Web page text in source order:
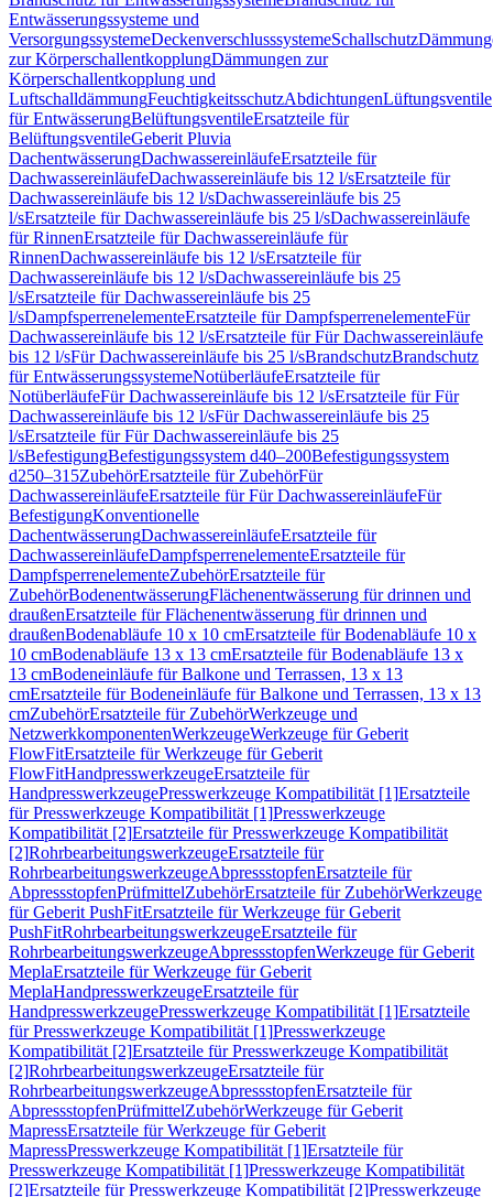
Entwässerungssysteme und
VersorgungssystemeDeckenverschlusssystemeSchallschutz
zur KörperschallentkopplungDämmungen zur
Körperschallentkopplung und
LuftschalldämmungFeuchtigkeitsschutzAbdichtungenLüftungsventile
für EntwässerungBelüftungsventileErsatzteile für
BelüftungsventileGeberit Pluvia
DachentwässerungDachwassereinläufeErsatzteile für
DachwassereinläufeDachwassereinläufe bis 12 l/sErsatzteile für
Dachwassereinläufe bis 12 l/sDachwassereinläufe bis 25
l/sErsatzteile für Dachwassereinläufe bis 25 l/sDachwassereinläufe
für RinnenErsatzteile für Dachwassereinläufe für
RinnenDachwassereinläufe bis 12 l/sErsatzteile für
Dachwassereinläufe bis 12 l/sDachwassereinläufe bis 25
l/sErsatzteile für Dachwassereinläufe bis 25
l/sDampfsperrenelementeErsatzteile für DampfsperrenelementeFür
Dachwassereinläufe bis 12 l/sErsatzteile für Für Dachwassereinläufe
bis 12 l/sFür Dachwassereinläufe bis 25 l/sBrandschutzBrandschutz
für EntwässerungssystemeNotüberläufeErsatzteile für
NotüberläufeFür Dachwassereinläufe bis 12 l/sErsatzteile für Für
Dachwassereinläufe bis 12 l/sFür Dachwassereinläufe bis 25
l/sErsatzteile für Für Dachwassereinläufe bis 25
l/sBefestigungBefestigungssystem d40–200Befestigungssystem
d250–315ZubehörErsatzteile für ZubehörFür
DachwassereinläufeErsatzteile für Für DachwassereinläufeFür
BefestigungKonventionelle
DachentwässerungDachwassereinläufeErsatzteile für
DachwassereinläufeDampfsperrenelementeErsatzteile für
DampfsperrenelementeZubehörErsatzteile für
ZubehörBodenentwässerungFlächenentwässerung für drinnen und
draußenErsatzteile für Flächenentwässerung für drinnen und
draußenBodenabläufe 10 x 10 cmErsatzteile für Bodenabläufe 10 x
10 cmBodenabläufe 13 x 13 cmErsatzteile für Bodenabläufe 13 x
13 cmBodeneinläufe für Balkone und Terrassen, 13 x 13
cmErsatzteile für Bodeneinläufe für Balkone und Terrassen, 13 x 13
cmZubehörErsatzteile für ZubehörWerkzeuge und
NetzwerkkomponentenWerkzeugeWerkzeuge für Geberit
FlowFitErsatzteile für Werkzeuge für Geberit
FlowFitHandpresswerkzeugeErsatzteile für
HandpresswerkzeugePresswerkzeuge Kompatibilität [1]Ersatzteile
für Presswerkzeuge Kompatibilität [1]Presswerkzeuge
Kompatibilität [2]Ersatzteile für Presswerkzeuge Kompatibilität
[2]RohrbearbeitungswerkzeugeErsatzteile für
RohrbearbeitungswerkzeugeAbpressstopfenErsatzteile für
AbpressstopfenPrüfmittelZubehörErsatzteile für ZubehörWerkzeuge
für Geberit PushFitErsatzteile für Werkzeuge für Geberit
PushFitRohrbearbeitungswerkzeugeErsatzteile für
RohrbearbeitungswerkzeugeAbpressstopfenWerkzeuge für Geberit
MeplaErsatzteile für Werkzeuge für Geberit
MeplaHandpresswerkzeugeErsatzteile für
HandpresswerkzeugePresswerkzeuge Kompatibilität [1]Ersatzteile
für Presswerkzeuge Kompatibilität [1]Presswerkzeuge
Kompatibilität [2]Ersatzteile für Presswerkzeuge Kompatibilität
[2]RohrbearbeitungswerkzeugeErsatzteile für
RohrbearbeitungswerkzeugeAbpressstopfenErsatzteile für
AbpressstopfenPrüfmittelZubehörWerkzeuge für Geberit
MapressErsatzteile für Werkzeuge für Geberit
MapressPresswerkzeuge Kompatibilität [1]Ersatzteile für
Presswerkzeuge Kompatibilität [1]Presswerkzeuge Kompatibilität
[2]Ersatzteile für Presswerkzeuge Kompatibilität [2]Presswerkzeuge